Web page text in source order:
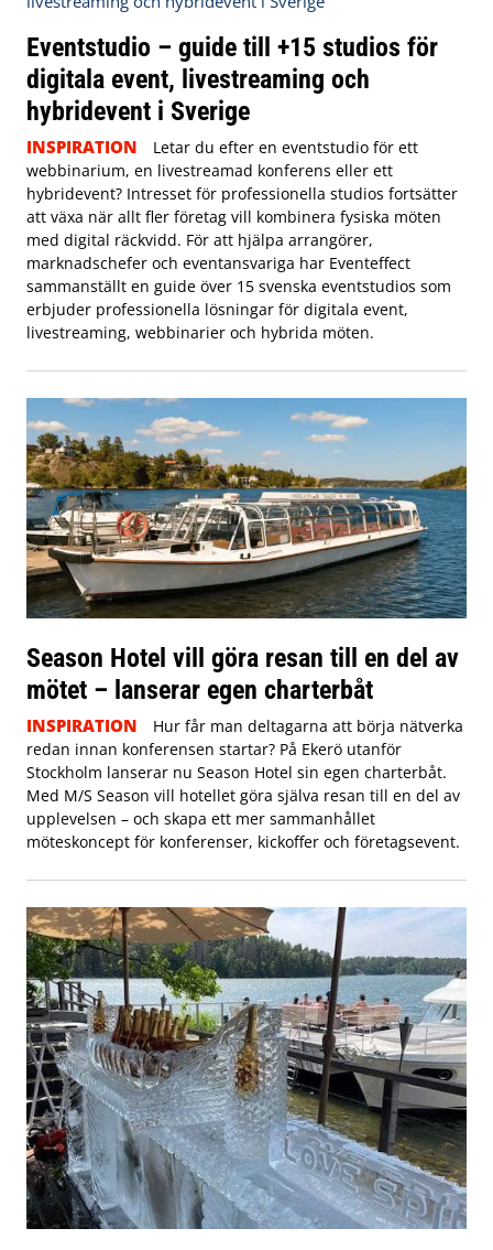
Eventstudio – guide till +15 studios för
digitala event, livestreaming och
hybridevent i Sverige
INSPIRATION
Letar du efter en eventstudio för ett
webbinarium, en livestreamad konferens eller ett
hybridevent? Intresset för professionella studios fortsätter
att växa när allt fler företag vill kombinera fysiska möten
med digital räckvidd. För att hjälpa arrangörer,
marknadschefer och eventansvariga har Eventeffect
sammanställt en guide över 15 svenska eventstudios som
erbjuder professionella lösningar för digitala event,
livestreaming, webbinarier och hybrida möten.
Season Hotel vill göra resan till en del av
mötet – lanserar egen charterbåt
INSPIRATION
Hur får man deltagarna att börja nätverka
redan innan konferensen startar? På Ekerö utanför
Stockholm lanserar nu Season Hotel sin egen charterbåt.
Med M/S Season vill hotellet göra själva resan till en del av
upplevelsen – och skapa ett mer sammanhållet
möteskoncept för konferenser, kickoffer och företagsevent.